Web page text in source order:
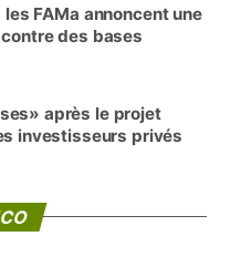
FAMa annoncent une
des bases
après le projet
investisseurs privés